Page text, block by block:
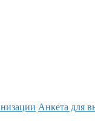
Анкета для